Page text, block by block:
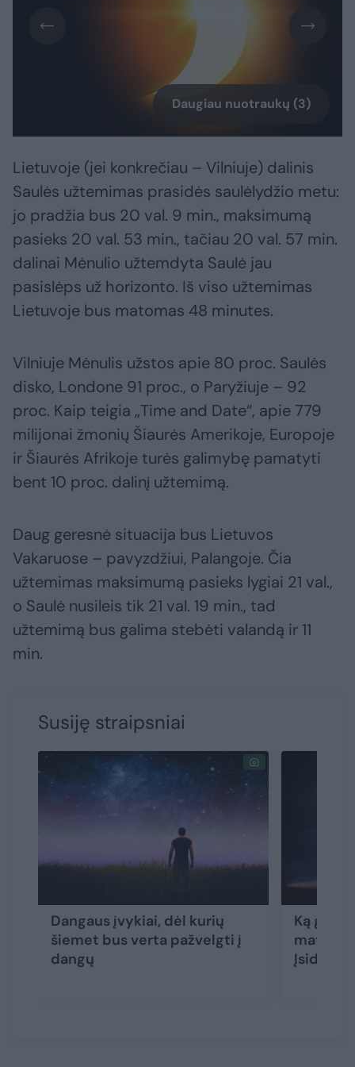
Daugiau nuotraukų (3)
Lietuvoje (jei konkrečiau – Vilniuje) dalinis
Saulės užtemimas prasidės saulėlydžio metu:
jo pradžia bus 20 val. 9 min., maksimumą
pasieks 20 val. 53 min., tačiau 20 val. 57 min.
dalinai Mėnulio užtemdyta Saulė jau
pasislėps už horizonto. Iš viso užtemimas
Lietuvoje bus matomas 48 minutes.
Vilniuje Mėnulis užstos apie 80 proc. Saulės
disko, Londone 91 proc., o Paryžiuje – 92
proc. Kaip teigia „Time and Date“, apie 779
milijonai žmonių Šiaurės Amerikoje, Europoje
ir Šiaurės Afrikoje turės galimybę pamatyti
bent 10 proc. dalinį užtemimą.
Daug geresnė situacija bus Lietuvos
Vakaruose – pavyzdžiui, Palangoje. Čia
užtemimas maksimumą pasieks lygiai 21 val.,
o Saulė nusileis tik 21 val. 19 min., tad
užtemimą bus galima stebėti valandą ir 11
min.
Susiję straipsniai
Dangaus įvykiai, dėl kurių
šiemet bus verta pažvelgti į
dangų
Ką